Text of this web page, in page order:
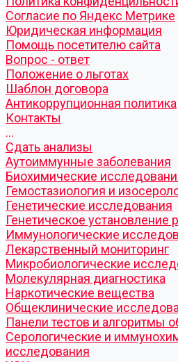
Согласие по Яндекс Метрике
Юридическая информация
Помощь посетителю сайта
Вопрос - ответ
Положение о льготах
Шаблон договора
Антикоррупционная политика
Контакты
...
Cдать анализы
Аутоиммунные заболевания
Биохимические
Гемостазиология и
Генетические исследования
Генетическое установление
Иммунологические
Лекарственный мониторинг
Микробиологические
Молекулярная диагностика
Наркотические вещества
Общеклинические
Панели тестов и алгоритмы
Серологические и
исследования